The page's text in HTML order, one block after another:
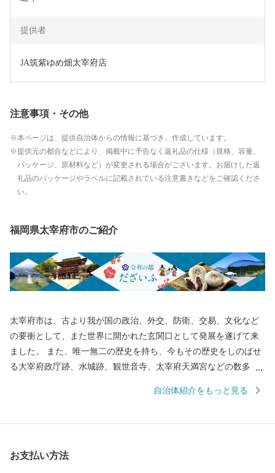
提供者
JA筑紫ゆめ畑太宰府店
注意事項・その他
本ページは、提供自治体からの情報に基づき、作成しています。
提供元の都合などにより、掲載中に予告なく返礼品の仕様（規格、容量、
パッケージ、原材料など）が変更される場合がございます。お届けした返
礼品のパッケージやラベルに記載されている注意書きなどをご確認くださ
い。
福岡県太宰府市のご紹介
太宰府市は、古より我が国の政治、外交、防衛、交易、文化など
の要衝として、また世界に開かれた玄関口として発展を遂げて来
ました。 また、唯一無二の歴史を持ち、今もその歴史をしのばせ
る大宰府政庁跡、水城跡、観世音寺、太宰府天満宮などの数多く
や菅原道真公に代表される古からの大宰府と最新のグルメやスイ
たします。
自治体紹介をもっと見る
お支払い方法